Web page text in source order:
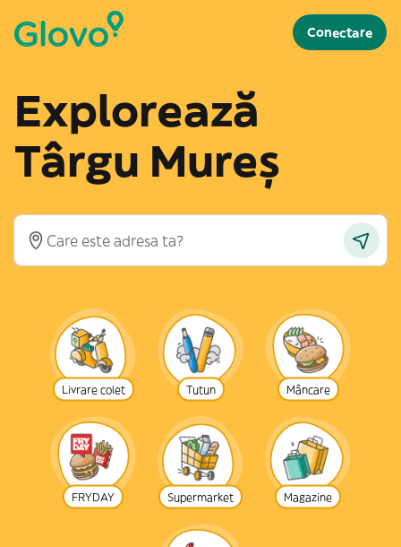
Conectare
Explorează
Târgu Mureș
Livrare colet Tutun Mâncare
FRYDAY Supermarket Magazine